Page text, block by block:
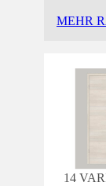
MEHR
14